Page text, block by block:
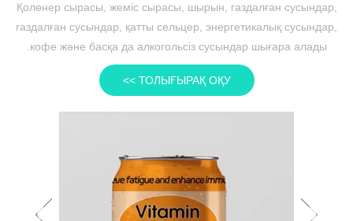
Қолөнер сырасы, жеміс сырасы, шырын, газдалған сусындар,
газдалған сусындар, қатты сельцер, энергетикалық сусындар,
кофе және басқа да алкогольсіз сусындар шығара алады.
ТОЛЫҒЫРАҚ ОҚУ >>
Көтерме OEM Private Label Консервіленген
Prime Taurine дәрумені энергетикалық қуат
сусыны Газдалған витаминді сусын
спорттық